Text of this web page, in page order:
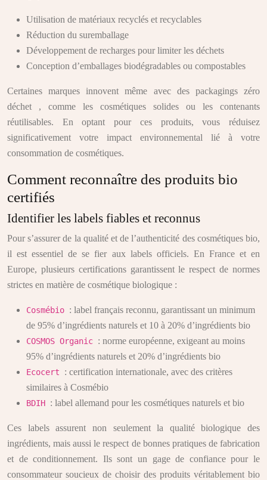
Utilisation de matériaux recyclés et recyclables
Réduction du suremballage
Développement de recharges pour limiter les déchets
Conception d’emballages biodégradables ou compostables
Certaines marques innovent même avec des packagings zéro
déchet , comme les cosmétiques solides ou les contenants
réutilisables. En optant pour ces produits, vous réduisez
significativement votre impact environnemental lié à votre
consommation de cosmétiques.
Comment reconnaître des produits bio
certifiés
Identifier les labels fiables et reconnus
Pour s’assurer de la qualité et de l’authenticité des cosmétiques bio,
il est essentiel de se fier aux labels officiels. En France et en
Europe, plusieurs certifications garantissent le respect de normes
strictes en matière de cosmétique biologique :
Cosmébio : label français reconnu, garantissant un minimum
de 95% d’ingrédients naturels et 10 à 20% d’ingrédients bio
COSMOS Organic : norme européenne, exigeant au moins
95% d’ingrédients naturels et 20% d’ingrédients bio
Ecocert : certification internationale, avec des critères
similaires à Cosmébio
BDIH : label allemand pour les cosmétiques naturels et bio
Ces labels assurent non seulement la qualité biologique des
ingrédients, mais aussi le respect de bonnes pratiques de fabrication
et de conditionnement. Ils sont un gage de confiance pour le
consommateur soucieux de choisir des produits véritablement bio